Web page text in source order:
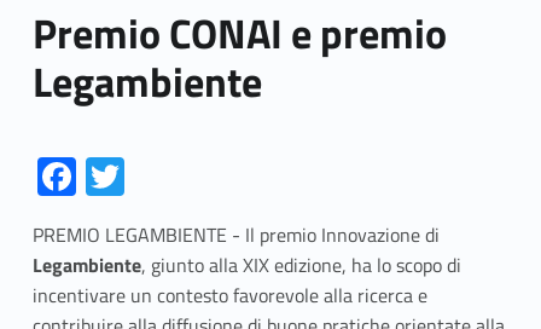
Premio CONAI e premio
Legambiente
Fa
ce
b
o
T
w
itt
er
PREMIO LEGAMBIENTE - Il premio Innovazione di
Legambiente, giunto alla XIX edizione, ha lo scopo di
incentivare un contesto favorevole alla ricerca e